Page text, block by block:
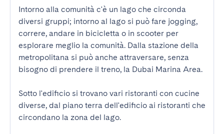
Intorno alla comunità c'è un lago che circonda
diversi gruppi; intorno al lago si può fare jogging,
correre, andare in bicicletta o in scooter per
esplorare meglio la comunità. Dalla stazione della
metropolitana si può anche attraversare, senza
bisogno di prendere il treno, la Dubai Marina Area.
Sotto l'edificio si trovano vari ristoranti con cucine
diverse, dal piano terra dell'edificio ai ristoranti che
circondano la zona del lago.